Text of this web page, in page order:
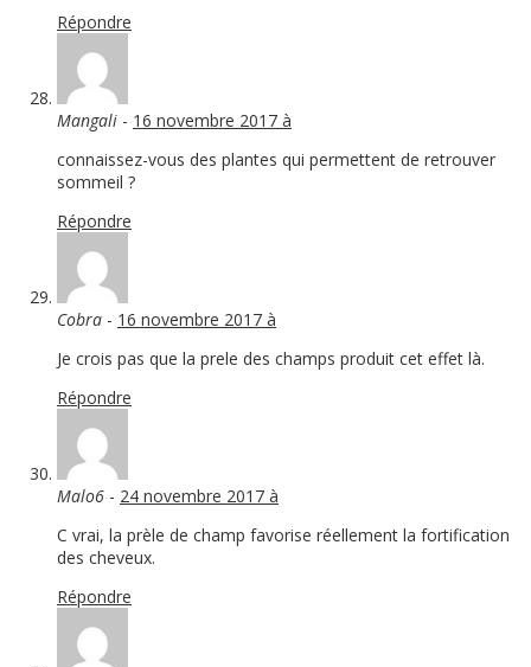
Répondre
Mangali - 16 novembre 2017 à
connaissez-vous des plantes qui permettent de retrouver
sommeil ?
Répondre
Cobra - 16 novembre 2017 à
Je crois pas que la prele des champs produit cet effet là.
Répondre
Malo6 - 24 novembre 2017 à
C vrai, la prèle de champ favorise réellement la fortification
des cheveux.
Répondre